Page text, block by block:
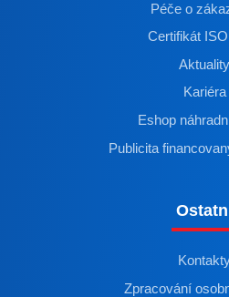
Péče o
Certifikát ISO
Aktuality
Kariéra
Eshop
Publicita
Zpracování